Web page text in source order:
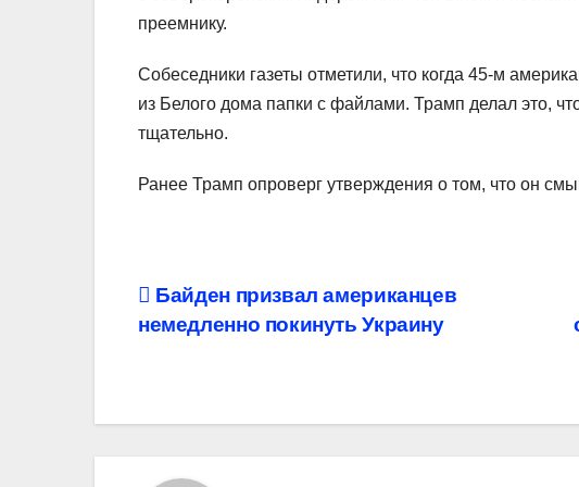
преемнику.
Собеседники газеты отметили, что когда 45-м
из Белого дома папки с файлами. Трамп делал это,
тщательно.
Ранее Трамп опроверг утверждения о том, что он
Навигация
Байден призвал американцев
немедленно покинуть Украину